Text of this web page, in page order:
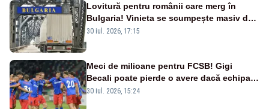
Lovitură pentru românii care merg în
Bulgaria! Vinieta se scumpește masiv de
la 1 august
30 iul. 2026, 17:15
Meci de milioane pentru FCSB! Gigi
Becali poate pierde o avere dacă echipa
este eliminată de FK Auda
30 iul. 2026, 15:24